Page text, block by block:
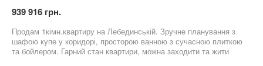
939 916 грн.
Продам 1кімн.квартиру на Лебединській. Зручне планування з
шафою купе у коридорі, просторою ванною з сучасною плиткою
та бойлером. Гарний стан квартири, можна заходити та жити